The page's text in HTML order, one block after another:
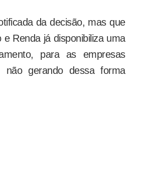
da decisão, mas que
Renda já disponibiliza uma
para as empresas
não gerando dessa forma